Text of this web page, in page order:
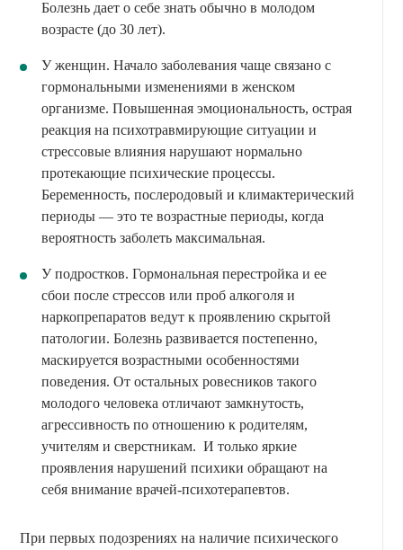
Болезнь дает о себе знать обычно в молодом
возрасте (до 30 лет).
У женщин. Начало заболевания чаще связано с
гормональными изменениями в женском
организме. Повышенная эмоциональность, острая
реакция на психотравмирующие ситуации и
стрессовые влияния нарушают нормально
протекающие психические процессы.
Беременность, послеродовый и климактерический
периоды — это те возрастные периоды, когда
вероятность заболеть максимальная.
У подростков. Гормональная перестройка и ее
сбои после стрессов или проб алкоголя и
наркопрепаратов ведут к проявлению скрытой
патологии. Болезнь развивается постепенно,
маскируется возрастными особенностями
поведения. От остальных ровесников такого
молодого человека отличают замкнутость,
агрессивность по отношению к родителям,
учителям и сверстникам. И только яркие
проявления нарушений психики обращают на
себя внимание врачей-психотерапевтов.
При первых подозрениях на наличие психического